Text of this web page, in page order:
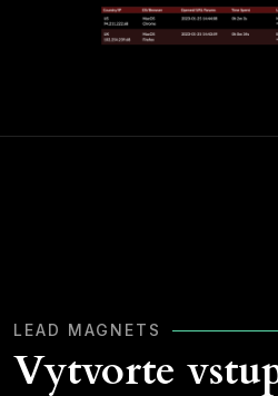
LEAD MAGNETS
Vytvorte